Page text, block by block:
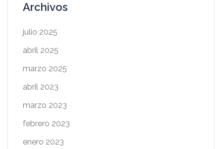
Archivos
julio 2025
abril 2025
marzo 2025
abril 2023
marzo 2023
febrero 2023
enero 2023